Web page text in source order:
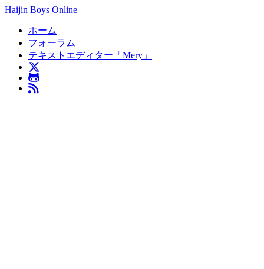
Haijin Boys Online
ホーム
フォーラム
テキストエディター「Mery」